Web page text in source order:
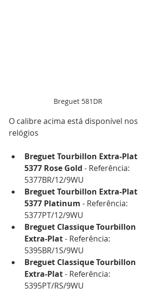
Breguet 581DR
O calibre acima está disponível nos
relógios
Breguet Tourbillon Extra-Plat
5377 Rose Gold - Referência:
5377BR/12/9WU
Breguet Tourbillon Extra-Plat
5377 Platinum - Referência:
5377PT/12/9WU
Breguet Classique Tourbillon
Extra-Plat - Referência:
5395BR/1S/9WU
Breguet Classique Tourbillon
Extra-Plat - Referência:
5395PT/RS/9WU